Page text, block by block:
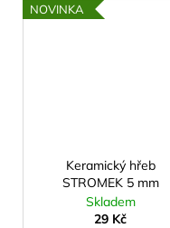
NOVINKA
Keramický hřeb
STROMEK 5 mm
Skladem
29 Kč